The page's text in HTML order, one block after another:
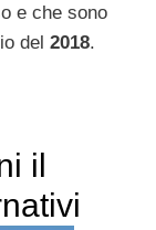
e che sono
del 2018.
il